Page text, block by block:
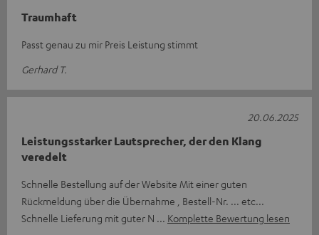
Traumhaft
Passt genau zu mir Preis Leistung stimmt
Gerhard T.
Leistungsstarker Lautsprecher, der den Klang
veredelt
Schnelle Bestellung auf der Website Mit einer guten
Rückmeldung über die Übernahme , Bestell-Nr. ... etc...
Schnelle Lieferung mit guter N
Komplette Bewertung lesen
20.06.2025